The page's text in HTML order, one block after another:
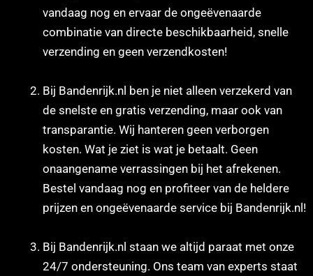
vandaag nog en ervaar de ongeëvenaarde
combinatie van directe beschikbaarheid, snelle
verzending en geen verzendkosten!
Bij Bandenrijk.nl ben je niet alleen verzekerd van
de snelste en gratis verzending, maar ook van
transparantie. Wij hanteren geen verborgen
kosten. Wat je ziet is wat je betaalt. Geen
onaangename verrassingen bij het afrekenen.
Bestel vandaag nog en profiteer van de heldere
prijzen en ongeëvenaarde service bij Bandenrijk.nl!
Bij Bandenrijk.nl staan we altijd paraat met onze
24/7 ondersteuning. Ons team van experts staat